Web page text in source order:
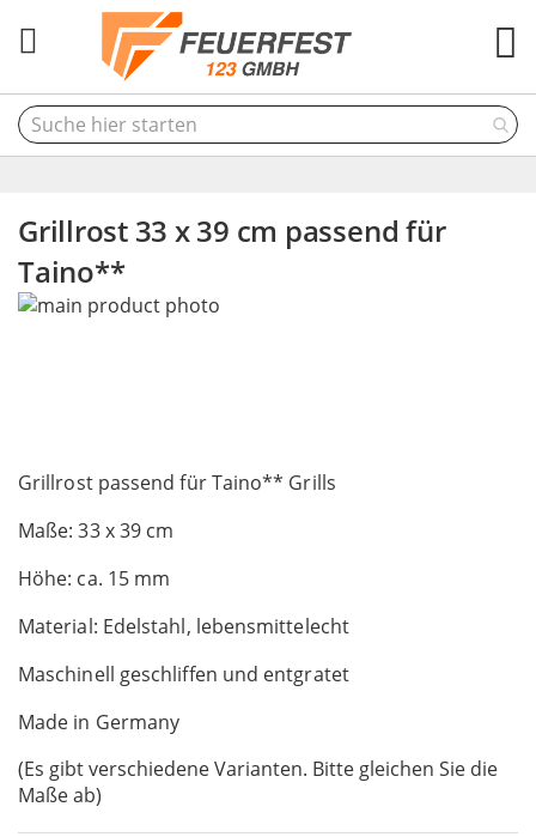
Grillrost 33 x 39 cm passend für
Taino**
Grillrost passend für Taino** Grills
Maße: 33 x 39 cm
Höhe: ca. 15 mm
Material: Edelstahl, lebensmittelecht
Maschinell geschliffen und entgratet
Made in Germany
(Es gibt verschiedene Varianten. Bitte gleichen Sie die
Maße ab)
Skip
gallery
to
beginning
the
images
gallery